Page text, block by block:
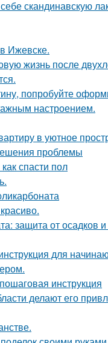
скандинавскую
Ижевске.
жизнь после
попробуйте
настроением.
в уютное
проблемы
спасти пол
защита от осадков
для
инструкция
делают его